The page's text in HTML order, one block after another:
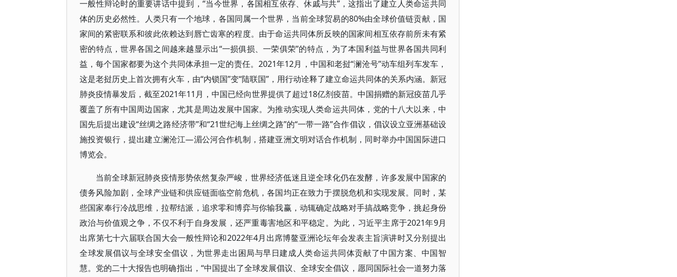
一般性辩论时的重要讲话中提到，“当今世界，各国相互依存、休戚与共”，这指出了建立人类命运共同
体的历史必然性。人类只有一个地球，各国同属一个世界，当前全球贸易的80%由全球价值链贡献，国
家间的紧密联系和彼此依赖达到唇亡齿寒的程度。由于命运共同体所反映的国家间相互依存前所未有紧
密的特点，世界各国之间越来越显示出“一损俱损、一荣俱荣”的特点，为了本国利益与世界各国共同利
益，每个国家都要为这个共同体承担一定的责任。2021年12月，中国和老挝“澜沧号”动车组列车发车，
这是老挝历史上首次拥有火车，由“内锁国”变“陆联国”，用行动诠释了建立命运共同体的关系内涵。新冠
肺炎疫情暴发后，截至2021年11月，中国已经向世界提供了超过18亿剂疫苗。中国捐赠的新冠疫苗几乎
覆盖了所有中国周边国家，尤其是周边发展中国家。为推动实现人类命运共同体，党的十八大以来，中
国先后提出建设“丝绸之路经济带”和“21世纪海上丝绸之路”的“一带一路”合作倡议，倡议设立亚洲基础设
施投资银行，提出建立澜沧江—湄公河合作机制，搭建亚洲文明对话合作机制，同时举办中国国际进口
博览会。
当前全球新冠肺炎疫情形势依然复杂严峻，世界经济低迷且逆全球化仍在发酵，许多发展中国家的
债务风险加剧，全球产业链和供应链面临空前危机，各国均正在致力于摆脱危机和实现发展。同时，某
些国家奉行冷战思维，拉帮结派，追求零和博弈与你输我赢，动辄确定战略对手搞战略竞争，挑起身份
政治与价值观之争，不仅不利于自身发展，还严重毒害地区和平稳定。为此，习近平主席于2021年9月
出席第七十六届联合国大会一般性辩论和2022年4月出席博鳌亚洲论坛年会发表主旨演讲时又分别提出
全球发展倡议与全球安全倡议，为世界走出困局与早日建成人类命运共同体贡献了中国方案、中国智
慧。党的二十大报告也明确指出，“中国提出了全球发展倡议、全球安全倡议，愿同国际社会一道努力落